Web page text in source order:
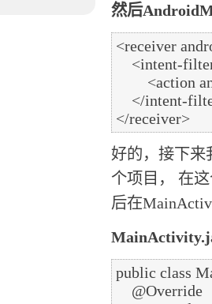
然后
<receiver
好的，接下来
个项目， 在
后在
public class